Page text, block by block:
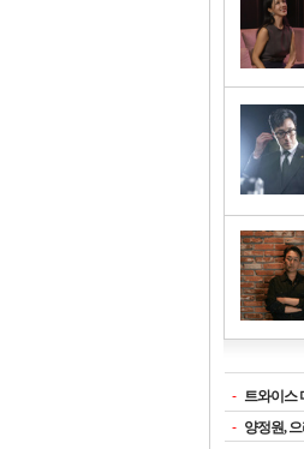
- 트와이스
- 양정원,